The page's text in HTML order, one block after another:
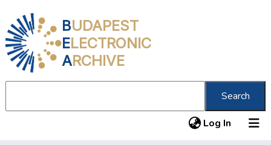
BUDAPEST
ELECTRONIC
ARCHIVE
Search
Log In (current)